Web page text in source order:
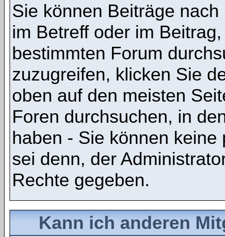
Sie können Beiträge
im Betreff oder im
bestimmten Forum
zuzugreifen, klicken Sie
oben auf den meisten
Foren durchsuchen, in
haben - Sie können
sei denn, der
Rechte gegeben.
Kann ich anderen